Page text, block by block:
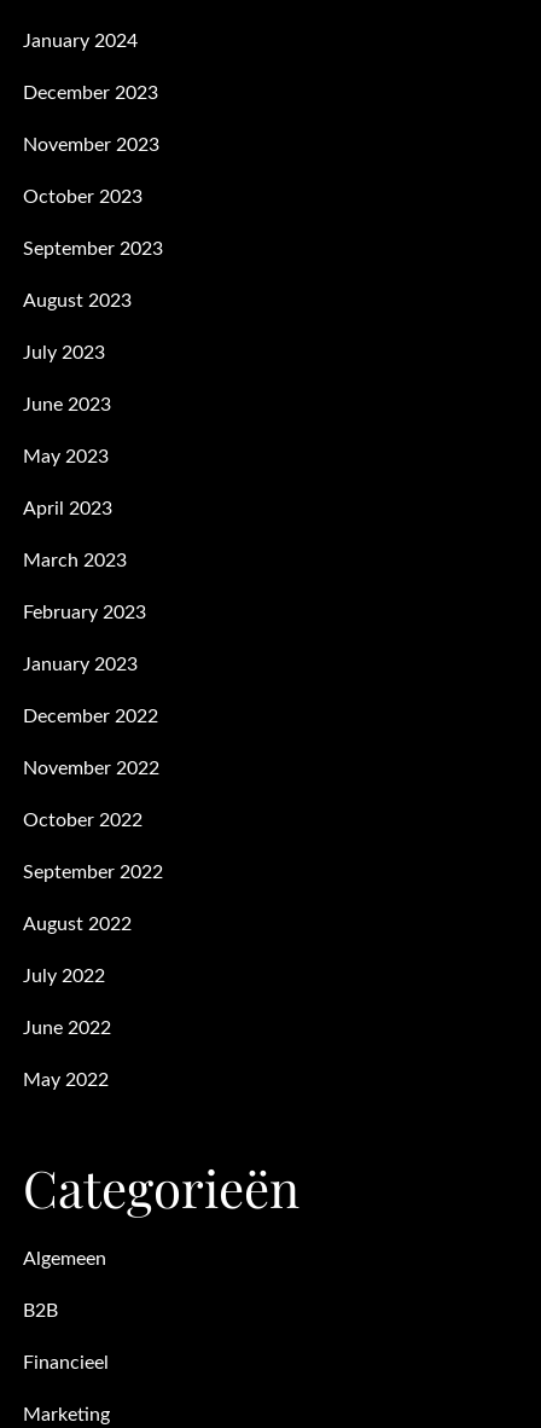
January 2024
December 2023
November 2023
October 2023
September 2023
August 2023
July 2023
June 2023
May 2023
April 2023
March 2023
February 2023
January 2023
December 2022
November 2022
October 2022
September 2022
August 2022
July 2022
June 2022
May 2022
Categorieën
Algemeen
B2B
Financieel
Marketing